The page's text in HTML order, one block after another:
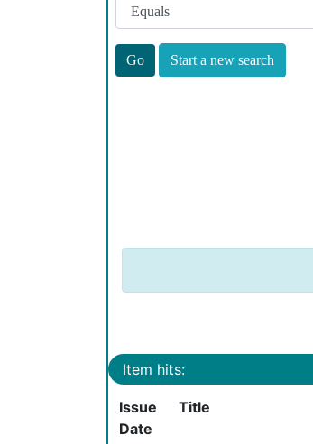
Start a new search
Item hits:
Issue
Date
Title